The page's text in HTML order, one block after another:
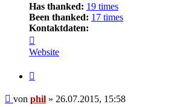
Has thanked: 19 times
Been thanked: 17 times
Kontaktdaten:
von
phil
Website
Beitrag
von phil » 26.07.2015, 15:58